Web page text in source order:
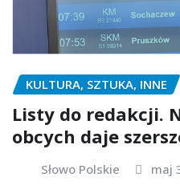
KULTURA, SZTUKA, INNE
Listy do redakcji.
obcych daje
Słowo Polskie maj